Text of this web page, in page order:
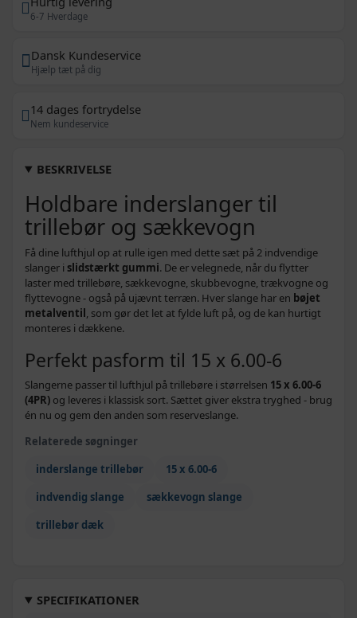
6-7 Hverdage
Dansk Kundeservice
Hjælp tæt på dig
14 dages fortrydelse
Nem kundeservice
BESKRIVELSE
Holdbare inderslanger til
trillebør og sækkevogn
Få dine lufthjul op at rulle igen med dette sæt på 2 indvendige
slanger i slidstærkt gummi. De er velegnede, når du flytter
laster med trillebøre, sækkevogne, skubbevogne, trækvogne og
flyttevogne - også på ujævnt terræn. Hver slange har en bøjet
metalventil, som gør det let at fylde luft på, og de kan hurtigt
monteres i dækkene.
Perfekt pasform til 15 x 6.00-6
Slangerne passer til lufthjul på trillebøre i størrelsen 15 x 6.00-6
(4PR) og leveres i klassisk sort. Sættet giver ekstra tryghed - brug
én nu og gem den anden som reserveslange.
Relaterede søgninger
inderslange trillebør
15 x 6.00-6
indvendig slange
sækkevogn slange
trillebør dæk
SPECIFIKATIONER